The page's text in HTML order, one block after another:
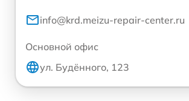
info@krd.meizu-repair-center.ru
Основной офис
ул. Будённого, 123